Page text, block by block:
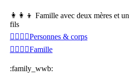
👩‍👩‍👦 Famille avec deux mères et un
fils
👩‍❤️‍💋‍👨Personnes & corps
👩‍❤️‍💋‍👨Famille
:family_wwb: